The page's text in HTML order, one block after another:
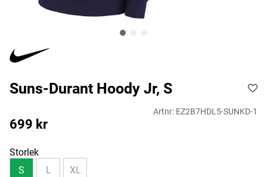
Suns-Durant Hoody Jr, S
Artnr: EZ2B7HDL5-SUNKD-1
699 kr
Storlek
S
L XL